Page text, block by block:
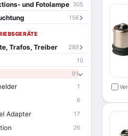
und Fotolampe 305
156
Trafos, Treiber 289
10
91
1
6
Adapter 17
26